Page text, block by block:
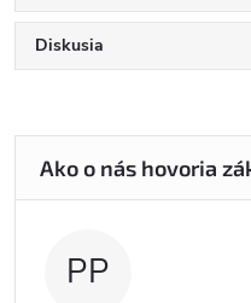
Diskusia
PP